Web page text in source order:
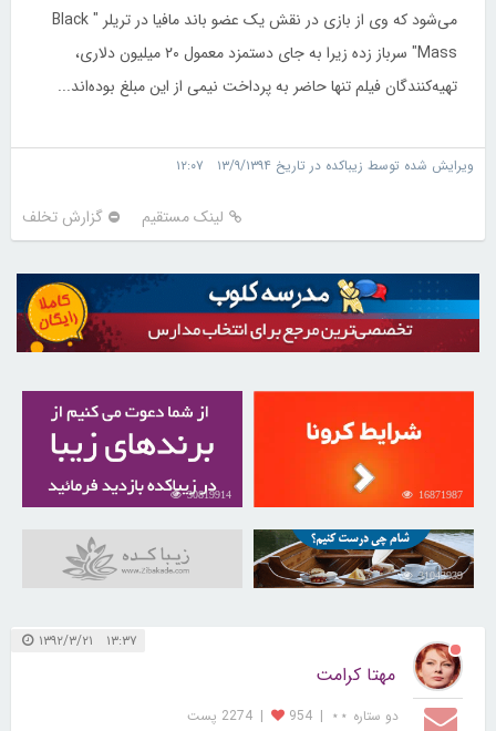
می‌شود که وی از بازی در نقش یک عضو باند مافیا در تریلر " Black
Mass" سرباز زده زیرا به جای دستمزد معمول ۲۰ میلیون دلاری،
تهیه‌کنندگان فیلم تنها حاضر به پرداخت نیمی از این مبلغ بوده‌اند...
ویرایش شده توسط زیباکده در تاریخ ۱۳/۹/۱۳۹۴ ۱۲:۰۷
لینک مستقیم گزارش تخلف
16871987
30819914
31043939
۱۳:۳۷ ۱۳۹۲/۳/۲۱
مهتا کرامت
دو ستاره ⋆⋆ |
954
| 2274 پست